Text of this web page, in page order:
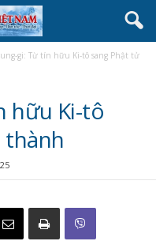
gi: Từ tín hữu Ki-tô sang Phật tử
hữu Ki-tô
thành